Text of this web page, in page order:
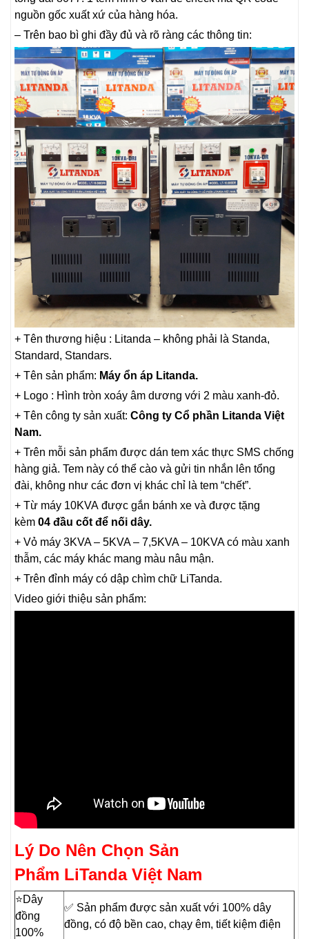
nguồn gốc xuất xứ của hàng hóa.
– Trên bao bì ghi đầy đủ và rõ ràng các thông tin:
+ Tên thương hiệu : Litanda – không phải là Standa,
Standard, Standars.
+ Tên sản phẩm: Máy ổn áp Litanda.
+ Logo : Hình tròn xoáy âm dương với 2 màu xanh-đỏ.
+ Tên công ty sản xuất: Công ty Cổ phần Litanda Việt
Nam.
+ Trên mỗi sản phẩm được dán tem xác thực SMS chống
hàng giả. Tem này có thể cào và gửi tin nhắn lên tổng
đài, không như các đơn vị khác chỉ là tem “chết”.
+ Từ máy 10KVA được gắn bánh xe và được tặng
kèm 04 đầu cốt để nối dây.
+ Vỏ máy 3KVA – 5KVA – 7,5KVA – 10KVA có màu xanh
thẫm, các máy khác mang màu nâu mận.
+ Trên đỉnh máy có dập chìm chữ LiTanda.
Video giới thiệu sản phẩm:
Lý Do Nên Chọn Sản
Phẩm LiTanda Việt Nam
⭐️Dây
đồng
100%
✅ Sản phẩm được sản xuất với 100% dây
đồng, có độ bền cao, chạy êm, tiết kiệm điện